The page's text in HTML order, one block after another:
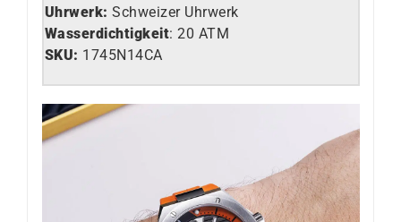
Uhrwerk: Schweizer Uhrwerk
Wasserdichtigkeit: 20 ATM
SKU: 1745N14CA